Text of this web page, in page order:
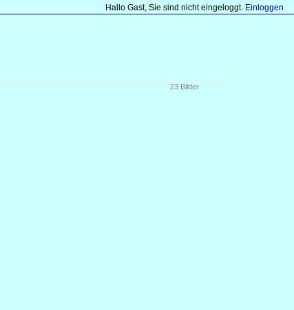
Hallo Gast, Sie sind nicht eingeloggt. Einloggen
23 Bilder